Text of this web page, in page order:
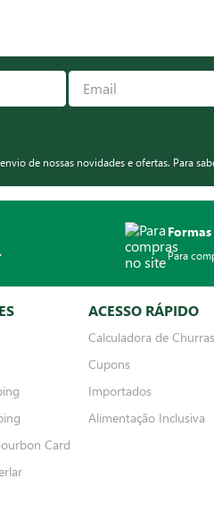
de nossas novidades e ofertas. Para
Para
Card
ACESSO RÁPIDO
Calculadora de
Cupons
Importados
Alimentação Inclusiva